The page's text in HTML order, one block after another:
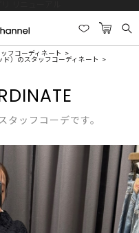
フコーディネート
）のスタッフコーディネート
ッフコーデです。